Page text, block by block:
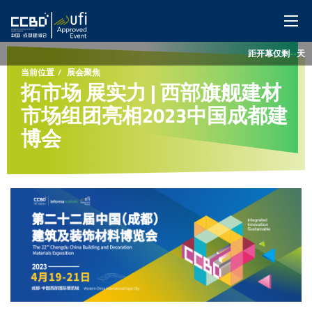
展会概览
展商服务
观众服务
特色展区
同期活动
媒体中心
距开幕仅剩--天
当前位置
展会聚焦
拓市场 展实力 | 西部旗舰建材
市场组团亮相2023中国成都建
博会